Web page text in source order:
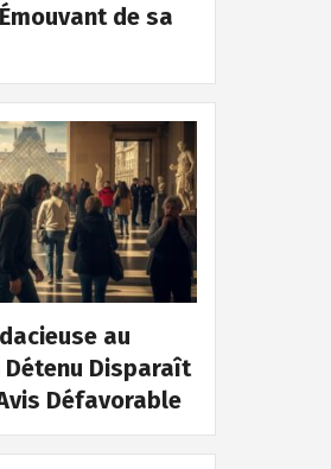
de sa
au
Détenu Disparaît
Défavorable